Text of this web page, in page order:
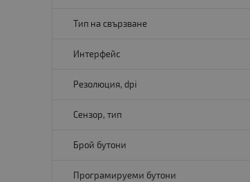
Тип на свързване
Интерфейс
Резолюция, dpi
Сензор, тип
Брой бутони
Програмируеми бутони